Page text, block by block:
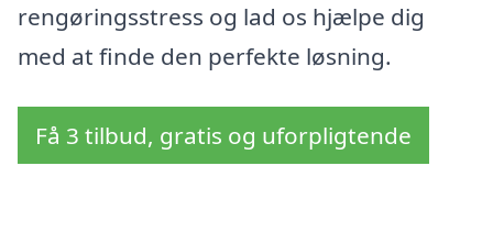
rengøringsstress og lad os hjælpe dig
med at finde den perfekte løsning.
Få 3 tilbud, gratis og uforpligtende